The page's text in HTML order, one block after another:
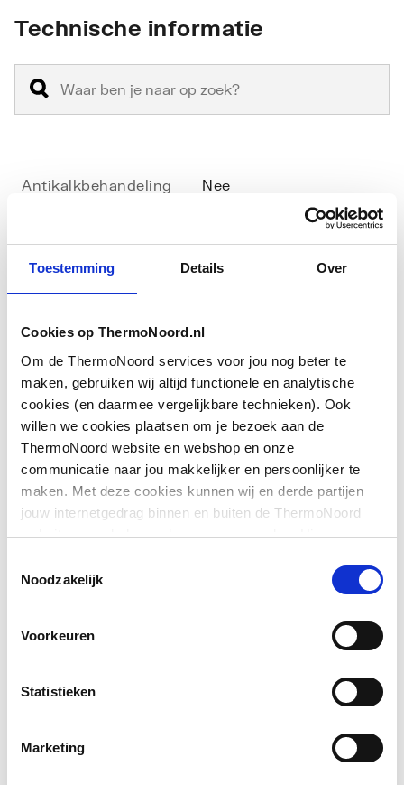
Toestemming Details Over
Cookies op ThermoNoord.nl
Om de ThermoNoord services voor jou nog beter te
maken, gebruiken wij altijd functionele en analytische
cookies (en daarmee vergelijkbare technieken). Ook
willen we cookies plaatsen om je bezoek aan de
ThermoNoord website en webshop en onze
communicatie naar jou makkelijker en persoonlijker te
maken. Met deze cookies kunnen wij en derde partijen
jouw internetgedrag binnen en buiten de ThermoNoord
website en webshop volgen en verzamelen. Hiermee
communicatie aan jouw interesses aan. We slaan je
Noodzakelijk
Voorkeuren
Statistieken
Marketing
Technische informatie
Antikalkbehandeling Nee
Geschikt voor montage
met deur
Ja
Glas-/kunststofdecor Nee
Hoogte 2000
Inbouwbreedte wand
voor montage met deur
725
Kleur profiel Zilver
Materiaal wanden
Type wand
Toon meer
Downloads
Sfeerbeeldimage/jpeg,305 KB
Exploded_view